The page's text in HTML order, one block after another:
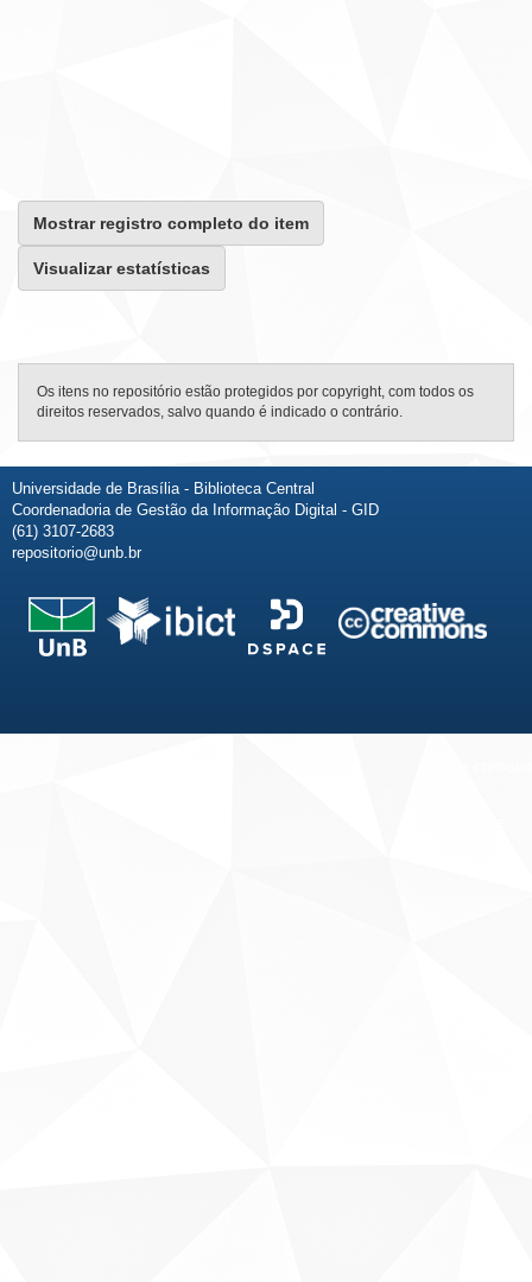
Mostrar registro completo do item
Visualizar estatísticas
Os itens no repositório estão protegidos por copyright, com todos os
direitos reservados, salvo quando é indicado o contrário.
Universidade de Brasília - Biblioteca Central
Coordenadoria de Gestão da Informação Digital - GID
(61) 3107-2683
repositorio@unb.br